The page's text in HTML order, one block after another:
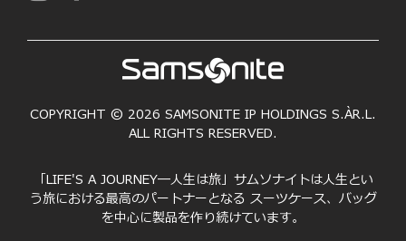
COPYRIGHT © 2026 SAMSONITE IP HOLDINGS S.ÀR.L.
ALL RIGHTS RESERVED.
「LIFE'S A JOURNEY―人生は旅」サムソナイトは人生とい
う旅における最高のパートナーとなる スーツケース、バッグ
を中心に製品を作り続けています。